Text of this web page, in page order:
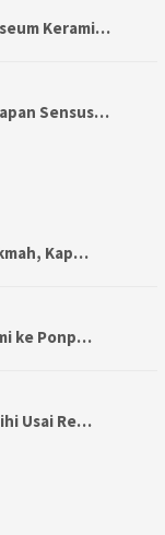
Kerami…
Sensus…
Kap…
ke Ponp…
Usai Re…